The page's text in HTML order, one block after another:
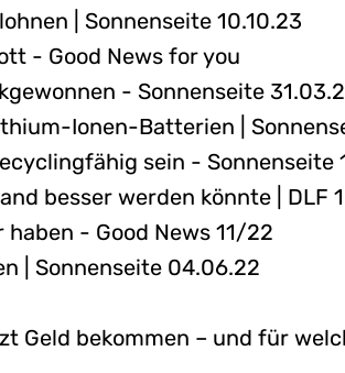
| Sonnenseite 10.10.23
- Good News for you
- Sonnenseite
Ionen-Batterien |
sein - Sonnenseite
besser werden könnte | DLF
- Good News 11/22
| Sonnenseite 04.06.22
Geld bekommen – und für